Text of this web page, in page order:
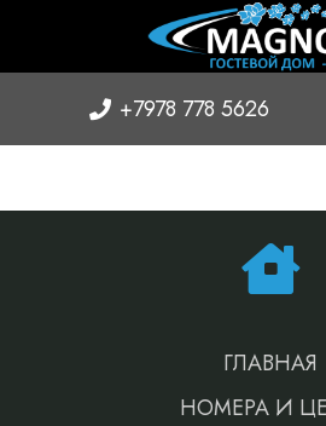
+7978 778 5626
ГЛАВНАЯ
НОМЕРА И